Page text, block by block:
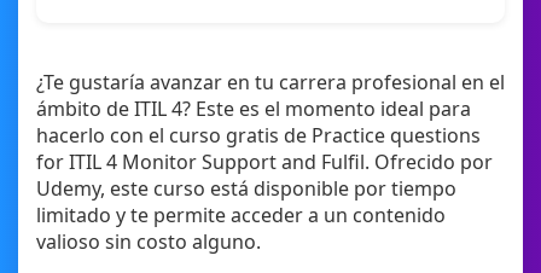
¿Te gustaría avanzar en tu carrera profesional en el
ámbito de ITIL 4? Este es el momento ideal para
hacerlo con el curso gratis de Practice questions
for ITIL 4 Monitor Support and Fulfil. Ofrecido por
Udemy, este curso está disponible por tiempo
limitado y te permite acceder a un contenido
valioso sin costo alguno.